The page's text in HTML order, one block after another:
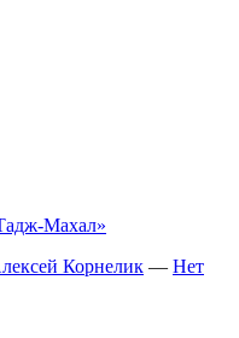
Махал»
Корнелик — Нет